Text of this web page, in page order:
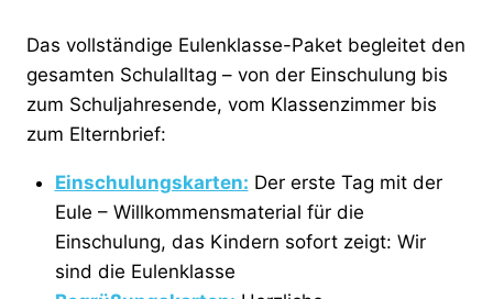
Das vollständige Eulenklasse-Paket begleitet den
gesamten Schulalltag – von der Einschulung bis
zum Schuljahresende, vom Klassenzimmer bis
zum Elternbrief:
Einschulungskarten: Der erste Tag mit der
Eule – Willkommensmaterial für die
Einschulung, das Kindern sofort zeigt: Wir
sind die Eulenklasse